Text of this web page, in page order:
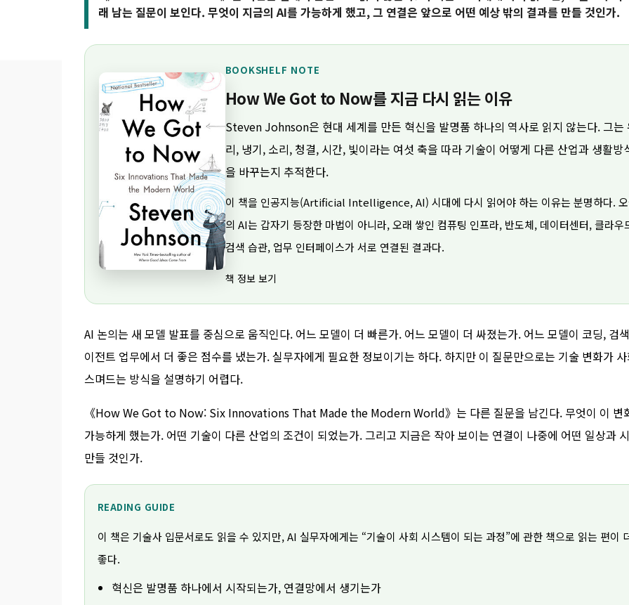
래 남는 질문이 보인다. 무엇이 지금의 AI를 가능하게 했고, 그 연결은 앞으로 어떤 예상 밖의 결과를 만들 것인가.
BOOKSHELF NOTE
How We Got to Now를 지금 다시 읽는 이유
Steven Johnson은 현대 세계를 만든 혁신을 발명품 하나의 역사로 읽지 않는다. 그는
리, 냉기, 소리, 청결, 시간, 빛이라는 여섯 축을 따라 기술이 어떻게 다른 산업과 생활방
을 바꾸는지 추적한다.
이 책을 인공지능(Artificial Intelligence, AI) 시대에 다시 읽어야 하는 이유는 분명하다.
의 AI는 갑자기 등장한 마법이 아니라, 오래 쌓인 컴퓨팅 인프라, 반도체, 데이터센터, 클라우
검색 습관, 업무 인터페이스가 서로 연결된 결과다.
책 정보 보기
AI 논의는 새 모델 발표를 중심으로 움직인다. 어느 모델이 더 빠른가. 어느 모델이 더 싸졌는가. 어느 모델이 코딩, 검
이전트 업무에서 더 좋은 점수를 냈는가. 실무자에게 필요한 정보이기는 하다. 하지만 이 질문만으로는 기술 변화가 사
스며드는 방식을 설명하기 어렵다.
《How We Got to Now: Six Innovations That Made the Modern World》는 다른 질문을 남긴다. 무엇이 이 변
가능하게 했는가. 어떤 기술이 다른 산업의 조건이 되었는가. 그리고 지금은 작아 보이는 연결이 나중에 어떤 일상과
만들 것인가.
READING GUIDE
이 책은 기술사 입문서로도 읽을 수 있지만, AI 실무자에게는 “기술이 사회 시스템이 되는 과정”에 관한 책으로 읽는 편이
좋다.
혁신은 발명품 하나에서 시작되는가, 연결망에서 생기는가